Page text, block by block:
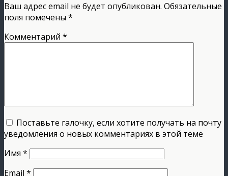
Ваш адрес email не будет опубликован. Обязательные
поля помечены *
Комментарий *
Поставьте галочку, если хотите получать на почту
уведомления о новых комментариях в этой теме
Имя *
Email *